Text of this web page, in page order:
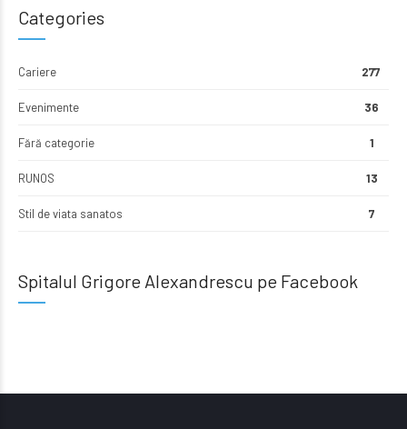
Categories
Cariere 277
Evenimente 36
Fără categorie 1
RUNOS 13
Stil de viata sanatos 7
Spitalul Grigore Alexandrescu pe Facebook